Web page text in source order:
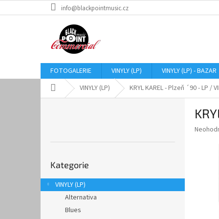
na
info@blackpointmusic.cz
FOTOGALERIE VINYLY (LP) VINYLY (LP) - BAZAR
Domů VINYLY (LP) KRYL KAREL - Plzeň ´90 - LP /
n
í
kategorie
Kategorie
VINYLY (LP)
Alternativa
Blues